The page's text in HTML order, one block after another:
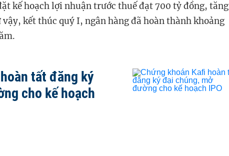
kế hoạch lợi nhuận trước thuế đạt 700 tỷ đồng, tăng
kết thúc quý I, ngân hàng đã hoàn thành khoảng
tất đăng ký
cho kế hoạch